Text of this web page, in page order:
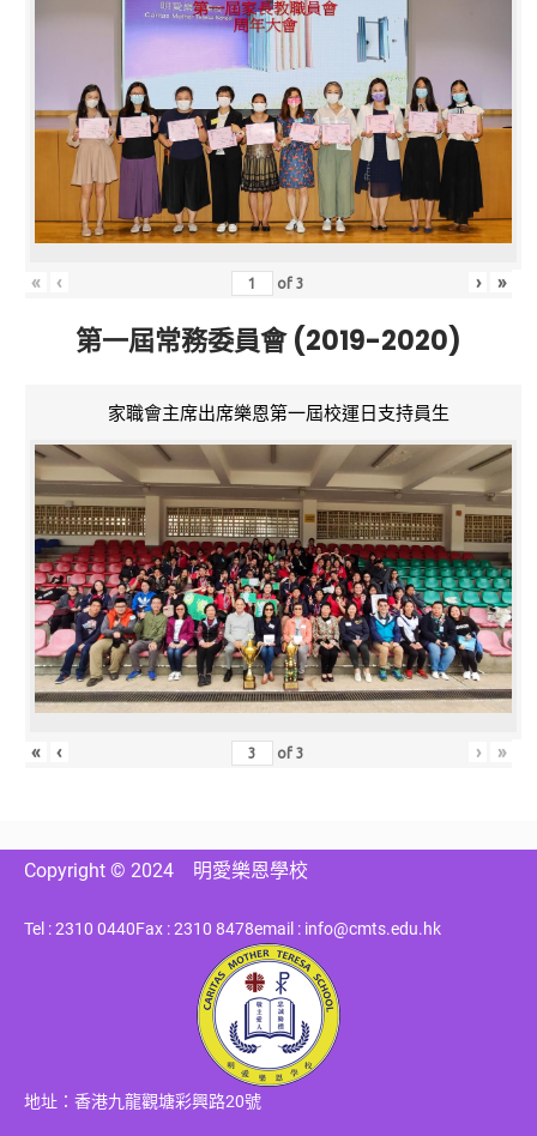
« ‹ of3 › »
第一屆常務委員會 (2019-2020)
家職會主席出席樂恩第一屆校運日支持員生
« ‹ of3 › »
Copyright © 2024 明愛樂恩學校
Tel : 2310 0440Fax : 2310 8478email : info@cmts.edu.hk
地址：香港九龍觀塘彩興路20號